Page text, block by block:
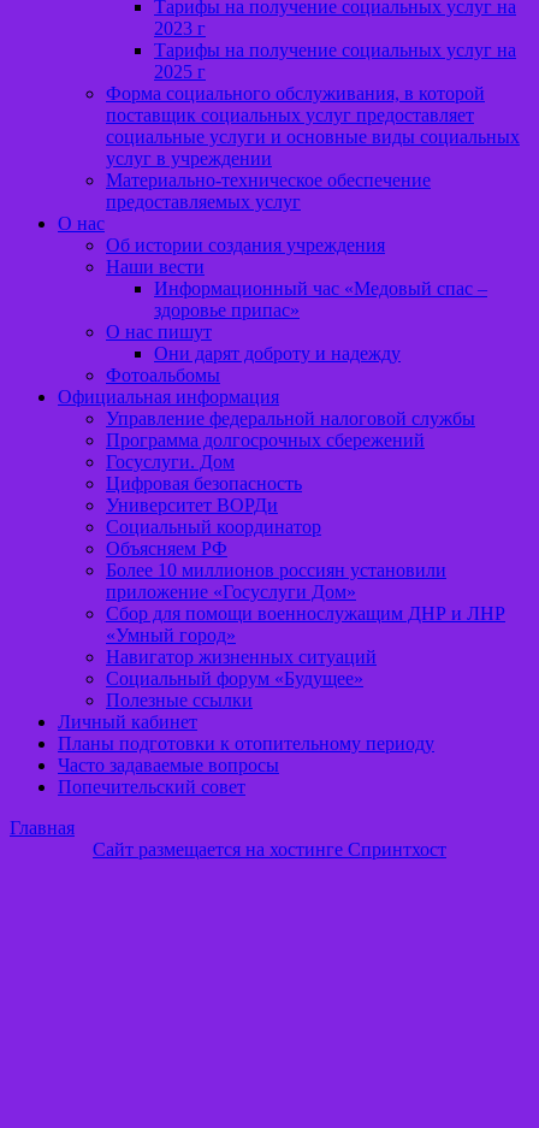
Тарифы на получение социальных услуг на
2023 г
Тарифы на получение социальных услуг на
2025 г
Форма социального обслуживания, в которой
поставщик социальных услуг предоставляет
социальные услуги и основные виды социальных
услуг в учреждении
Материально-техническое обеспечение
предоставляемых услуг
О нас
Об истории создания учреждения
Наши вести
Информационный час «Медовый спас –
здоровье припас»
О нас пишут
Они дарят доброту и надежду
Фотоальбомы
Официальная информация
Управление федеральной налоговой службы
Программа долгосрочных сбережений
Госуслуги. Дом
Цифровая безопасность
Университет ВОРДи
Социальный координатор
Объясняем РФ
Более 10 миллионов россиян установили
приложение «Госуслуги Дом»
Сбор для помощи военнослужащим ДНР и ЛНР
«Умный город»
Навигатор жизненных ситуаций
Социальный форум «Будущее»
Полезные ссылки
Личный кабинет
Планы подготовки к отопительному периоду
Часто задаваемые вопросы
Попечительский совет
Главная
Сайт размещается на хостинге Спринтхост